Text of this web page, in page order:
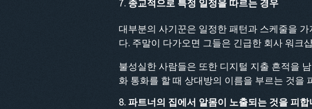
종교적으로 특정 일정을 따르는 경우
대부분의 사기꾼은 일정한 패턴과 스케줄을
다. 주말이 다가오면 그들은 긴급한 회사 워크
불성실한 사람들은 또한 디지털 지출 흔적을
화 통화를 할 때 상대방의 이름을 부르는 것을
파트너의 집에서 알몸이 노출되는 것을 피합